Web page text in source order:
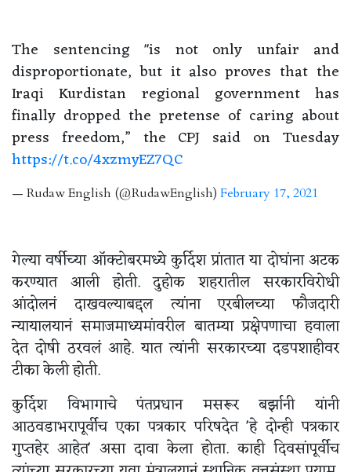
The sentencing "is not only unfair and
disproportionate, but it also proves that the
Iraqi Kurdistan regional government has
finally dropped the pretense of caring about
press freedom,” the CPJ said on Tuesday
https://t.co/4xzmyEZ7QC
— Rudaw English (@RudawEnglish) February 17, 2021
गेल्या वर्षीच्या ऑक्टोबरमध्ये कुर्दिश प्रांतात या दोघांना अटक
करण्यात आली होती. दुहोक शहरातील सरकारविरोधी
आंदोलनं दाखवल्याबद्दल त्यांना एरबीलच्या फौजदारी
न्यायालयानं समाजमाध्यमांवरील बातम्या प्रक्षेपणाचा हवाला
देत दोषी ठरवलं आहे. यात त्यांनी सरकारच्या दडपशाहीवर
टीका केली होती.
कुर्दिश विभागाचे पंतप्रधान मसरूर बर्झानी यांनी
आठवडाभरापूर्वीच एका पत्रकार परिषदेत 'हे दोन्ही पत्रकार
गुप्तहेर आहेत' असा दावा केला होता. काही दिवसांपूर्वीच